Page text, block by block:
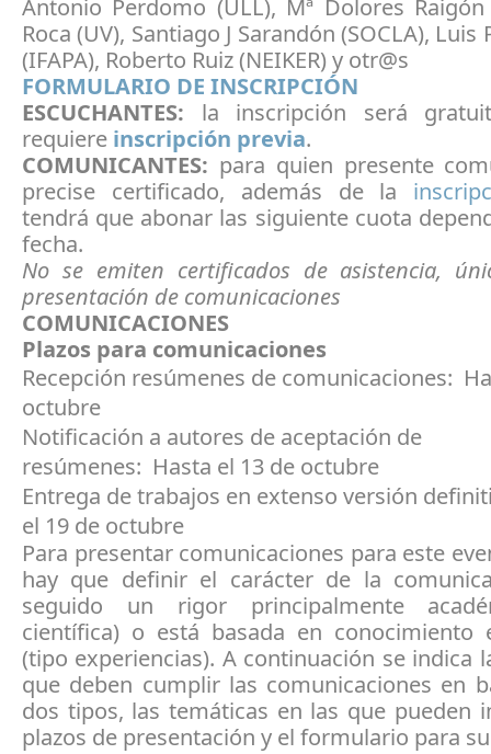
Antonio Perdomo (ULL), Mª Dolores Raigón
Roca (UV), Santiago J Sarandón (SOCLA), Luis
(IFAPA), Roberto Ruiz (NEIKER) y otr@s
FORMULARIO DE INSCRIPCIÓN
ESCUCHANTES: la inscripción será
requiere inscripción previa.
COMUNICANTES: para quien presente
precise certificado, además de la
tendrá que abonar las siguiente cuota
fecha.
No se emiten certificados de asistencia,
presentación de comunicaciones
COMUNICACIONES
Plazos para comunicaciones
Recepción resúmenes de comunicaciones:
octubre
Notificación a autores de aceptación de
resúmenes: Hasta el 13 de octubre
Entrega de trabajos en extenso versión
el 19 de octubre
Para presentar comunicaciones para este
hay que definir el carácter de la
seguido un rigor principalmente
científica) o está basada en conocimiento
(tipo experiencias). A continuación se indica
que deben cumplir las comunicaciones en
dos tipos, las temáticas en las que pueden
plazos de presentación y el formulario para